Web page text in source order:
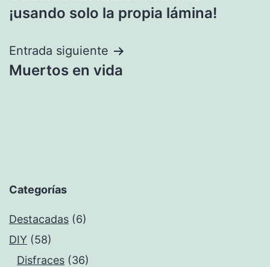
de
¡usando solo la propia lámina!
Entrada siguiente
Muertos en vida
Categorías
Destacadas (6)
DIY (58)
Disfraces (36)